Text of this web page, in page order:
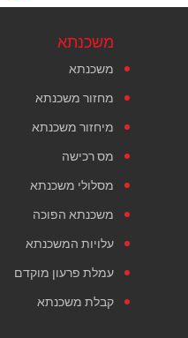
משכנתא
משכנתא
מחזור משכנתא
מיחזור משכנתא
מס רכישה
מסלולי משכנתא
משכנתא הפוכה
עלויות המשכנתא
עמלת פרעון מוקדם
קבלת משכנתא